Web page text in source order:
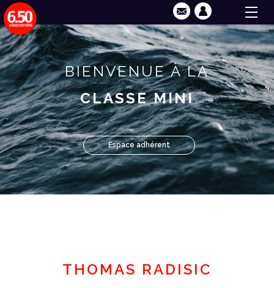
BIENVENUE À LA
CLASSE MINI
Espace adhérent
THOMAS RADISIC